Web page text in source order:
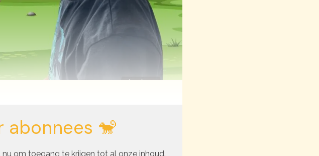
abonnees 🐒
om toegang te krijgen tot al onze inhoud.